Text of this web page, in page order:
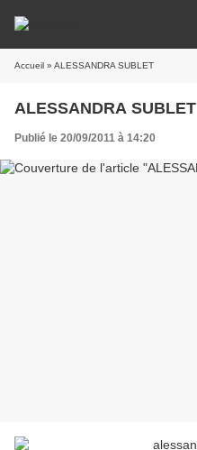
Accueil » ALESSANDRA SUBLET
ALESSANDRA SUBLET
Publié le 20/09/2011 à 14:20